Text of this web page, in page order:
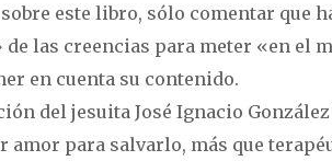
este libro, sólo comentar que
las creencias para meter «en el
en cuenta su contenido.
del jesuita José Ignacio
amor para salvarlo, más que